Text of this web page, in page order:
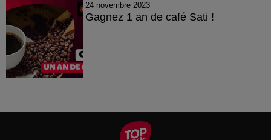
24 novembre 2023
Gagnez 1 an de café Sati !